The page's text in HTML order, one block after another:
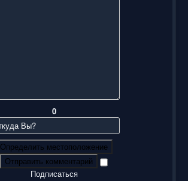
0
Определить местоположение
Отправить комментарий
Подписаться